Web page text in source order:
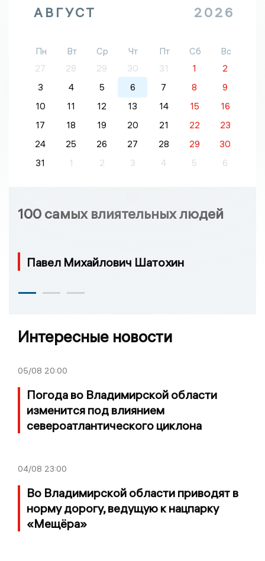
АВГУСТ 2026
Пн Вт Ср Чт Пт Сб
Вс
27
28 29 30 31 1
2
3
4 5 6 7 8
9
10
11 12 13 14 15
16
17
18 19 20 21 22
23
24
25 26 27 28 29
30
31
1 2 3 4 5 6
100 самых влиятельных людей
Павел Михайлович Шатохин
Интересные новости
05/08 20:00
Погода во Владимирской области
изменится под влиянием
североатлантического циклона
04/08 23:00
Во Владимирской области приводят в
норму дорогу, ведущую к нацпарку
«Мещёра»